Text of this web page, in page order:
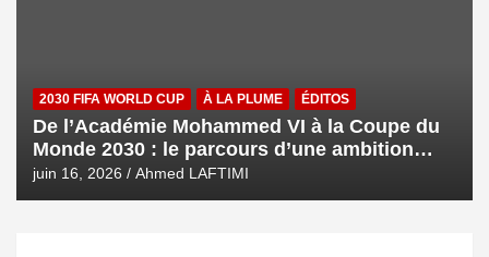
2030 FIFA WORLD CUP À LA PLUME ÉDITOS
De l’Académie Mohammed VI à la Coupe du
Monde 2030 : le parcours d’une ambition
royale
juin 16, 2026 Ahmed LAFTIMI